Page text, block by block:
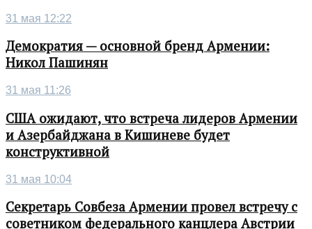
31 мая 12:22
Демократия — основной бренд Армении:
Никол Пашинян
31 мая 11:26
США ожидают, что встреча лидеров Армении
и Азербайджана в Кишиневе будет
конструктивной
31 мая 10:04
Секретарь Совбеза Армении провел встречу с
советником федерального канцлера Австрии